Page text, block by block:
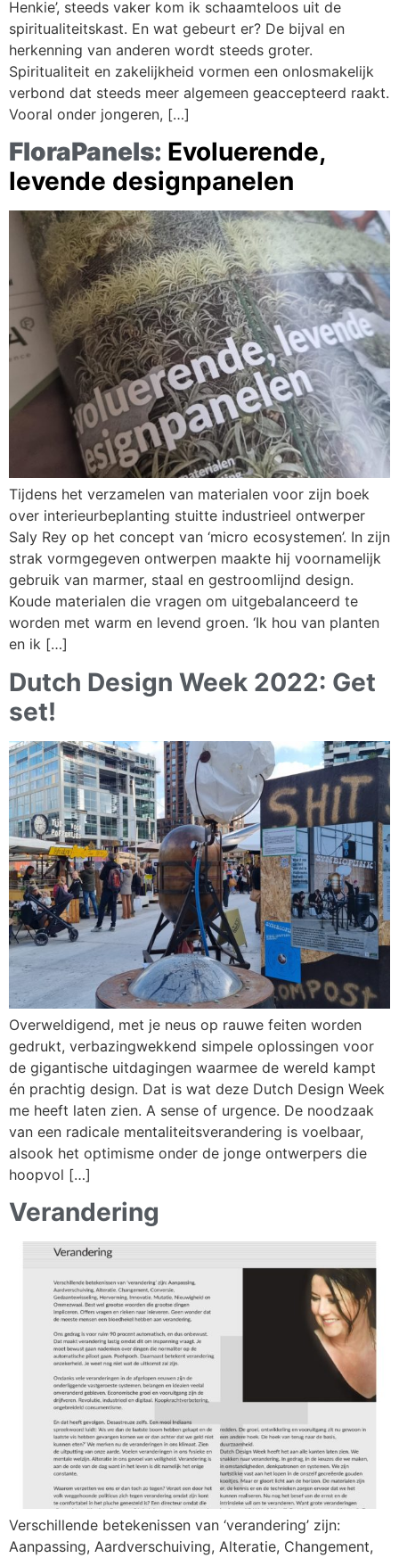
Henkie’, steeds vaker kom ik schaamteloos uit de
spiritualiteitskast. En wat gebeurt er? De bijval en
herkenning van anderen wordt steeds groter.
Spiritualiteit en zakelijkheid vormen een onlosmakelijk
verbond dat steeds meer algemeen geaccepteerd raakt.
Vooral onder jongeren, […]
FloraPanels: Evoluerende,
levende designpanelen
Tijdens het verzamelen van materialen voor zijn boek
over interieurbeplanting stuitte industrieel ontwerper
Saly Rey op het concept van ‘micro ecosystemen’. In zijn
strak vormgegeven ontwerpen maakte hij voornamelijk
gebruik van marmer, staal en gestroomlijnd design.
Koude materialen die vragen om uitgebalanceerd te
worden met warm en levend groen. ‘Ik hou van planten
en ik […]
Dutch Design Week 2022: Get
set!
Overweldigend, met je neus op rauwe feiten worden
gedrukt, verbazingwekkend simpele oplossingen voor
de gigantische uitdagingen waarmee de wereld kampt
én prachtig design. Dat is wat deze Dutch Design Week
me heeft laten zien. A sense of urgence. De noodzaak
van een radicale mentaliteitsverandering is voelbaar,
alsook het optimisme onder de jonge ontwerpers die
hoopvol […]
Verandering
Verschillende betekenissen van ‘verandering’ zijn:
Aanpassing, Aardverschuiving, Alteratie, Changement,